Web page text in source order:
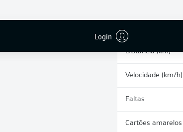
Login
Distância (km)
Velocidade (km/h)
Faltas
Cartões amarelos